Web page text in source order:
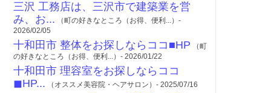
三沢 工務店は、三沢市で建築業を営
み、お... （町の好きなところ（お得、便利...）-
2026/02/05
十和田市 整体をお探しならココ■HP （町
の好きなところ（お得、便利...）- 2026/01/22
十和田市 理容室をお探しならココ
◼︎HP... （オススメ美容院・ヘアサロン）- 2025/07/16